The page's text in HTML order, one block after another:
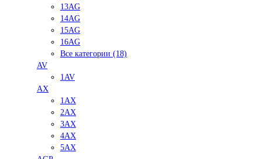
13AG
14AG
15AG
16AG
Все категории (18)
AV
1AV
AX
1AX
2AX
3AX
4AX
5AX